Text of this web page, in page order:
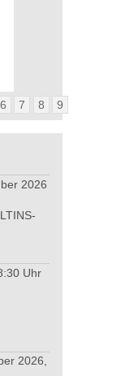
6 7 8 9
2026
Uhr
2026,